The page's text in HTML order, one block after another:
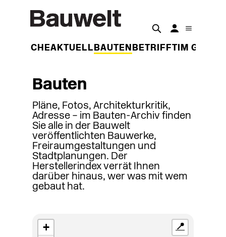
WOCHEAKTUELL BAUTEN BETRIFFT IM
Bauten
Pläne, Fotos, Architekturkritik,
Adresse – im Bauten-Archiv finden
Sie alle in der Bauwelt
veröffentlichten Bauwerke,
Freiraumgestaltungen und
Stadtplanungen. Der
Herstellerindex verrät Ihnen
darüber hinaus, wer was mit wem
gebaut hat.
+
📍